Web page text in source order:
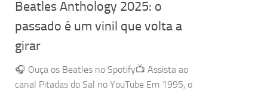
Beatles Anthology 2025: o
passado é um vinil que volta a
girar
🎧 Ouça os Beatles no Spotify📺 Assista ao
canal Pitadas do Sal no YouTube Em 1995, o